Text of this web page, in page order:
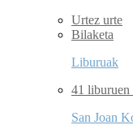
Urtez urte
Bilaketa
Liburuak
41 liburuen
San Joan